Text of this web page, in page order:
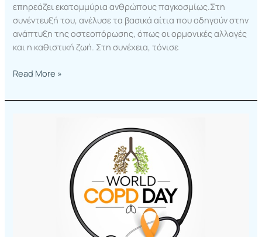
επηρεάζει εκατομμύρια ανθρώπους παγκοσμίως.Στη
συνέντευξή του, ανέλυσε τα βασικά αίτια που οδηγούν στην
ανάπτυξη της οστεοπόρωσης, όπως οι ορμονικές αλλαγές
και η καθιστική ζωή. Στη συνέχεια, τόνισε
Read More »
Πνευμονοπάθειας